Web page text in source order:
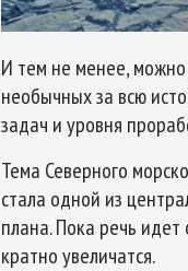
И тем не менее, можно
необычных за всю
задач и уровня
Тема Северного
стала одной из
плана. Пока речь
кратно увеличатся.